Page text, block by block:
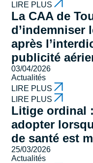
LIRE PLUS
La CAA de
d’indemniser
après
publicité
03/04/2026
Actualités
LIRE PLUS
LIRE PLUS
Litige ordinal
adopter
de santé est
25/03/2026
Actualités